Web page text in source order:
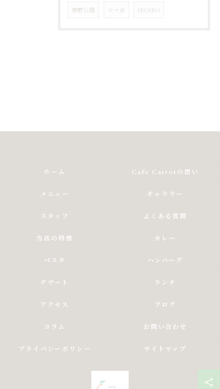
神野公園 ママ会 IROIRO
ホーム Cafe Carrotの想い
メニュー ギャラリー
スタッフ よくある質問
当店の特徴 カレー
パスタ ハンバーグ
デザート ランチ
アクセス ブログ
コラム お問い合わせ
プライバシーポリシー サイトマップ